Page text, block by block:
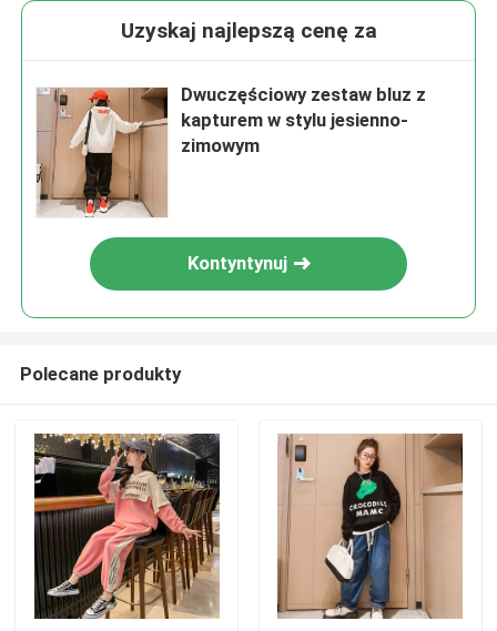
Dom
Uzyskaj najlepszą cenę za
Dwuczęściowy zestaw bluz z
kapturem w stylu jesienno-
zimowym
Kontyntynuj
Polecane produkty